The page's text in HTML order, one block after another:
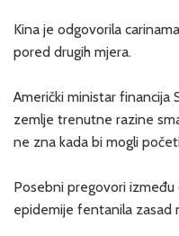
Kina je odgovorila
pored drugih mjera.
Američki ministar financija
zemlje trenutne razine
ne zna kada bi mogli
Posebni pregovori
epidemije fentanila zasad